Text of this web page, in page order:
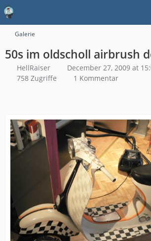
Galerie
50s im oldscholl airbrush
HellRaiser
December 27, 2009 at
758 Zugriffe
1 Kommentar